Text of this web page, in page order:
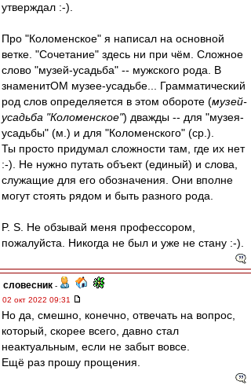
утверждал :-).
Про "Коломенское" я написал на основной
ветке. "Сочетание" здесь ни при чём. Сложное
слово "музей-усадьба" -- мужского рода. В
знаменитОМ музее-усадьбе... Грамматический
род слов определяется в этом обороте (музей-
усадьба "Коломенское") дважды -- для "музея-
усадьбы" (м.) и для "Коломенского" (ср.).
Ты просто придумал сложности там, где их нет
:-). Не нужно путать объект (единый) и слова,
служащие для его обозначения. Они вполне
могут стоять рядом и быть разного рода.
P. S. Не обзывай меня профессором,
пожалуйста. Никогда не был и уже не стану :-).
словесник -
02 окт 2022 09:31
Но да, смешно, конечно, отвечать на вопрос,
который, скорее всего, давно стал
неактуальным, если не забыт вовсе.
Ещё раз прошу прощения.